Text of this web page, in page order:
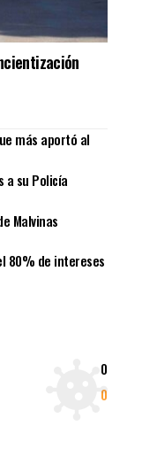
más aportó al
a su Policía
Malvinas
80% de intereses
0
0